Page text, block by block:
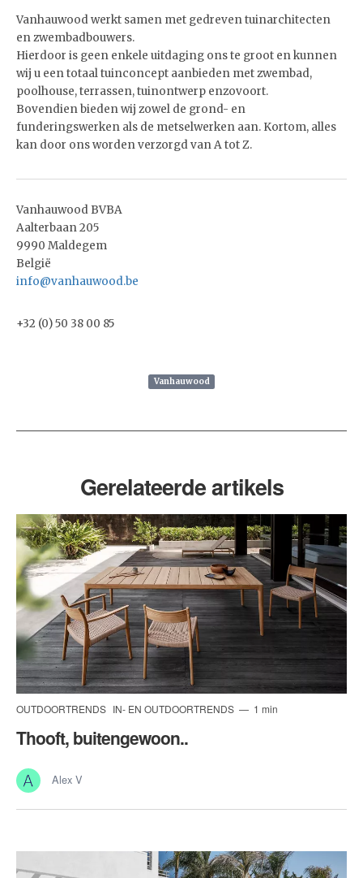
Vanhauwood werkt samen met gedreven tuinarchitecten
en zwembadbouwers.
Hierdoor is geen enkele uitdaging ons te groot en kunnen
wij u een totaal tuinconcept aanbieden met zwembad,
poolhouse, terrassen, tuinontwerp enzovoort.
Bovendien bieden wij zowel de grond- en
funderingswerken als de metselwerken aan. Kortom, alles
kan door ons worden verzorgd van A tot Z.
Vanhauwood BVBA
Aalterbaan 205
9990 Maldegem
België
info@vanhauwood.be
+32 (0) 50 38 00 85
Vanhauwood
Gerelateerde artikels
OUTDOORTRENDS IN- EN OUTDOORTRENDS 1 min
Thooft, buitengewoon..
Alex V